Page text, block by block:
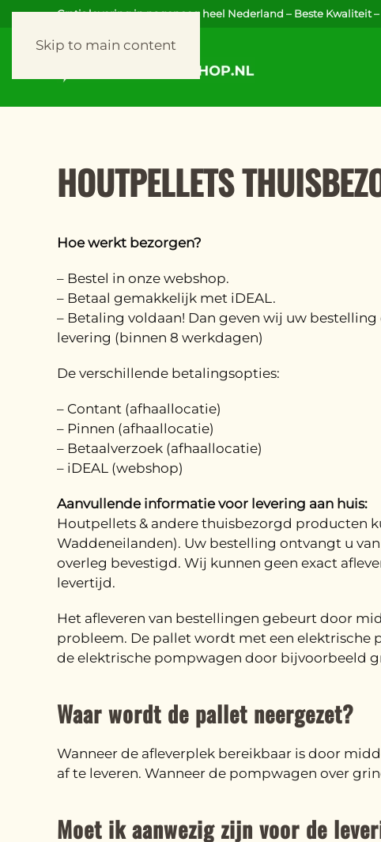
Skip to main content
Gratis levering in nagenoeg heel Nederland – Beste Kwaliteit
HOUTPELLETS
Hoe werkt bezorgen?
– Bestel in onze webshop.
– Betaal gemakkelijk met iDEAL.
– Betaling voldaan! Dan geven wij uw
levering (binnen 8 werkdagen)
De verschillende betalingsopties:
– Contant (afhaallocatie)
– Pinnen (afhaallocatie)
– Betaalverzoek (afhaallocatie)
– iDEAL (webshop)
Aanvullende informatie voor levering aan huis:
Houtpellets & andere thuisbezorgd producten
Waddeneilanden). Uw bestelling ontvangt u
overleg bevestigd. Wij kunnen geen exact
levertijd.
Het afleveren van bestellingen gebeurt door
probleem. De pallet wordt met een elektrische
de elektrische pompwagen door bijvoorbeeld
Waar wordt de pallet neergezet?
Wanneer de afleverplek bereikbaar is door
af te leveren. Wanneer de pompwagen over
Moet ik aanwezig zijn voor de